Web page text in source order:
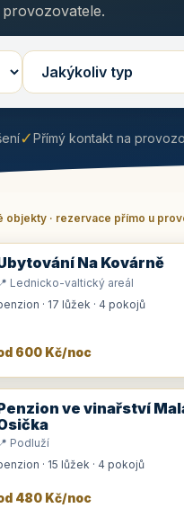
✓Přímý kontakt na
objekty · rezervace přímo u
Na Kovárně
Lednicko-valtický areál
· 17 lůžek · 4 pokojů
600 Kč/noc
ve vinařství
Podluží
· 15 lůžek · 4 pokojů
480 Kč/noc